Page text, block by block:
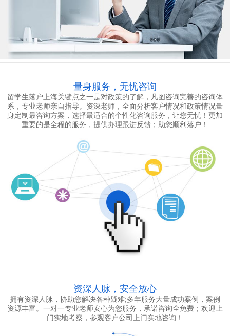
量身服务，无忧咨询
留学生落户上海关键点之一是对政策的了解，凡图咨询完善的咨询体
系，专业老师亲自指导。资深老师，全面分析客户情况和政策情况量
身定制最咨询方案，选择最适合的个性化咨询服务，让您无忧！更加
重要的是全程的服务，提供办理跟进反馈；助您顺利落户！
资深人脉，安全放心
拥有资深人脉，协助您解决各种疑难;多年服务大量成功案例，案例
资源丰富。一对一专业老师安心为您服务，承诺咨询全免费；欢迎上
门实地考察，参观客户公司上门实地咨询！